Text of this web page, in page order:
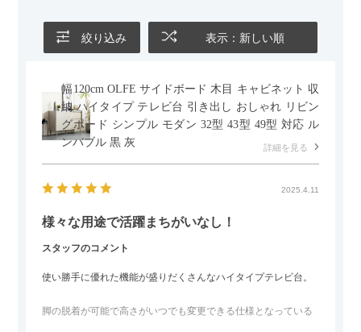
す。
絞り込み 表示：新しい順
幅120cm OLFE サイドボード 木目 キャビネット 収
納 ハイタイプ テレビ台 引き出し おしゃれ リビン
グボード シンプル モダン 32型 43型 49型 対応 ル
ンバブル 黒 灰
詳細を見る
2025.4.11
様々な用途で活躍まちがいなし！
スタッフのコメント
使い勝手に優れた機能が盛りだくさんなハイタイプテレビ台。
脚の脱着が可能で高さがいつでも変更できる仕様となっている